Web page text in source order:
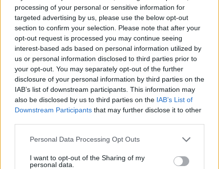
processing of your personal or sensitive information for
targeted advertising by us, please use the below opt-out
section to confirm your selection. Please note that after your
opt-out request is processed you may continue seeing
interest-based ads based on personal information utilized by
us or personal information disclosed to third parties prior to
your opt-out. You may separately opt-out of the further
disclosure of your personal information by third parties on the
IAB’s list of downstream participants. This information may
also be disclosed by us to third parties on the IAB’s List of
Downstream Participants that may further disclose it to other
Please note that this website/app uses one or more Google
not limited to your visit or usage behaviour. You may click to
Personal Data Processing Opt Outs
I want to opt-out of the Sharing of my
personal data.
Szerencsétlen őrnek lehet, hogy arról sem
volt sejtelme, hogy Tori a jövőben még a
elvállalta Donna szerepét a felújított Beverly
Hills 90210-ben is, ami nyilván ismét annyira
népszerű lesz, mint a 19 évvel ezelőtti eredeti